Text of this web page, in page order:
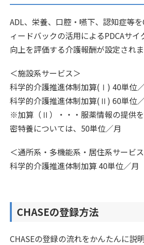
ADL、栄養、口腔・嚥下、認知症等
ィードバックの活用によるPDCAサ
向上を評価する介護報酬が設定されま
＜施設系サービス＞
科学的介護推進体制加算(Ⅰ) 40単位／
科学的介護推進体制加算(Ⅱ) 60単位／
※加算（Ⅱ）・・・服薬情報の提供
密特養については、50単位／月
＜通所系・多機能系・居住系サービ
科学的介護推進体制加算 40単位／月
CHASEの登録方法
CHASEの登録の流れをかんたんに説